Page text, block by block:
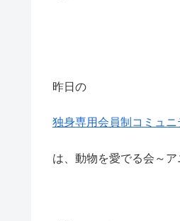
昨日の
独身専用会員制コミュニ
は、動物を愛でる会～